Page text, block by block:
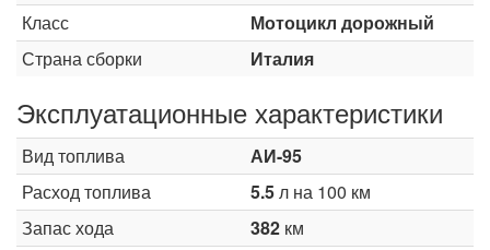
Класс
Мотоцикл дорожный
Страна сборки
Италия
Эксплуатационные характеристики
Вид топлива
АИ-95
Расход топлива
5.5л на 100 км
Запас хода
382 км